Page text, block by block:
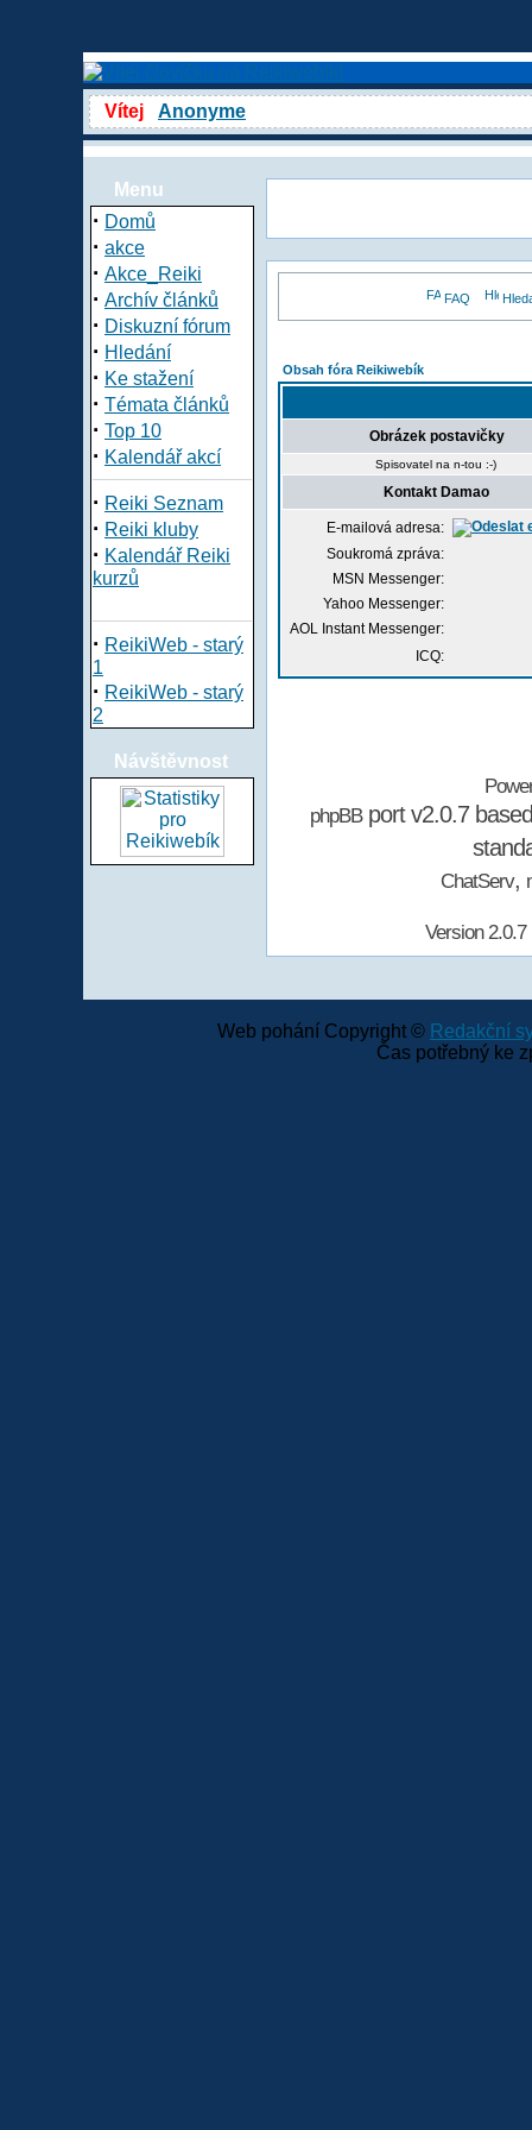
Vítej Anonyme
Menu
· Domů
· akce
· Akce_Reiki
· Archív článků
· Diskuzní fórum
· Hledání
· Ke stažení
· Témata článků
· Top 10
· Kalendář akcí
· Reiki Seznam
· Reiki kluby
· Kalendář Reiki
kurzů
· ReikiWeb - starý
1
· ReikiWeb - starý
2
Návštěvnost
FAQ
Obsah fóra Reikiwebík
Obrázek postavičky
Spisovatel na n-tou :-)
Kontakt Damao
E-mailová adresa:
Soukromá zpráva:
MSN Messenger:
Yahoo Messenger:
AOL Instant Messenger:
ICQ:
phpBBport v2.0.7
ChatServ,
Version
Web pohání Copyright © Redakční
Čas potřebný ke